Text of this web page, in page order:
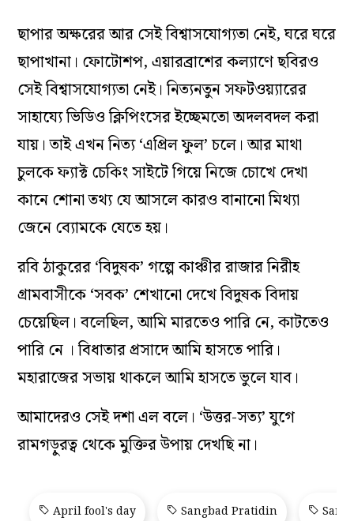
ছাপার অক্ষরের আর সেই বিশ্বাসযোগ্যতা নেই, ঘরে ঘরে
ছাপাখানা। ফোটোশপ, এয়ারব্রাশের কল্যাণে ছবিরও
সেই বিশ্বাসযোগ্যতা নেই। নিত্যনতুন সফটওয়্যারের
সাহায্যে ভিডিও ক্লিপিংসের ইচ্ছেমতো অদলবদল করা
যায়। তাই এখন নিত্য ‘এপ্রিল ফুল’ চলে। আর মাথা
চুলকে ফ্যাক্ট চেকিং সাইটে গিয়ে নিজে চোখে দেখা
কানে শোনা তথ্য যে আসলে কারও বানানো মিথ্যা
জেনে ব্যোমকে যেতে হয়।
রবি ঠাকুরের ‘বিদুষক’ গল্পে কাঞ্চীর রাজার নিরীহ
গ্রামবাসীকে ‘সবক’ শেখানো দেখে বিদুষক বিদায়
চেয়েছিল। বলেছিল, আমি মারতেও পারি নে, কাটতেও
পারি নে । বিধাতার প্রসাদে আমি হাসতে পারি।
মহারাজের সভায় থাকলে আমি হাসতে ভুলে যাব।
আমাদেরও সেই দশা এল বলে। ‘উত্তর-সত্য’ যুগে
রামগড়ুরত্ব থেকে মুক্তির উপায় দেখছি না।
April fool's day Sangbad Pratidin